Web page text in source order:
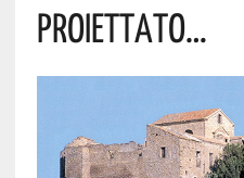
PROIETTATO…